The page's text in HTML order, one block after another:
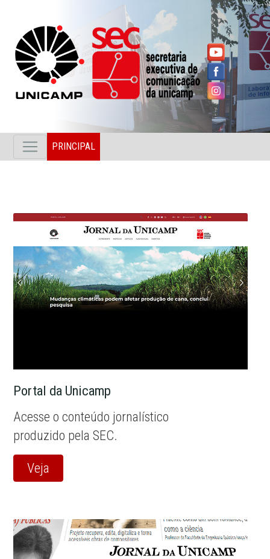
PRINCIPAL
Portal da Unicamp
Acesse o conteúdo jornalístico
produzido pela SEC.
Veja